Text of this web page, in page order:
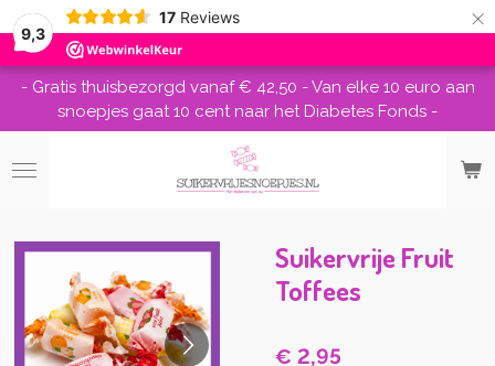
9,3
17 Reviews ×
- Gratis thuisbezorgd vanaf € 42,50 - Van elke 10 euro aan
snoepjes gaat 10 cent naar het Diabetes Fonds -
Suikervrije Fruit
Toffees
€ 2,95